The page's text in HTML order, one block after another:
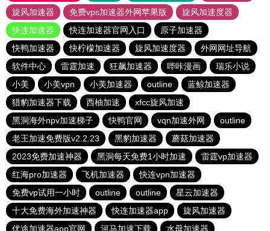
旋风加速器
免费vps加速器外网苹果版
旋风加速度器
快连加速器
快连加速器官网入口
原子加速器
快鸭加速器
快柠檬加速器 旋风加速度器
外网网址导航
软件中心
雷霆加速 狂飙加速器 哔咔漫画
瑞乐小说
小美
小美vpn 小美加速器 outline
蓝鲸加速器
猎豹加速器下载
西柚加速
xfcc旋风加速
黑洞海外npv加速梯子
快鸭官网 vqn加速外网
outline
老王加速免费版v2.2.23
黑豹加速器
蘑菇加速器
2023免费加速神器
黑洞每天免费1小时加速
雷霆vp加速器
红海pro加速器
飞机加速器
快连vρn加速器
免费vp试用一小时
outline outline
星云加速器
十大免费海外加速神器
快连加速器app
旋风加速器
优途加速器app官网
河马加速下载 水母加速器